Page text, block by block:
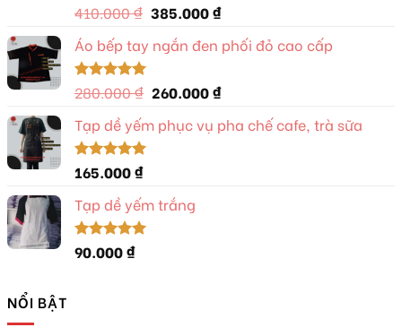
Được xếp
5 sao
410.000₫ Giá
là:
385.000₫Giá
tại
385.000 ₫.
Áo bếp tay ngắn đen phối đỏ cao cấp
Được xếp
5 sao
280.000₫ Giá
là:
260.000₫Giá
tại
Tạp dề yếm phục vụ pha chế cafe, trà sữa
Được xếp
hạng 5.00
5 sao
165.000₫
Tạp dề yếm trắng
Được xếp
hạng5.00
90.000₫
NỔI BẬT